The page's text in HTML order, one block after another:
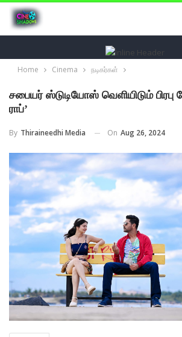
Home Cinema நடிகர்கள்
சபையர் ஸ்டுடியோஸ் வெளியிடும் பிரபு
ராப்’
By Thiraineedhi Media On Aug 26, 2024